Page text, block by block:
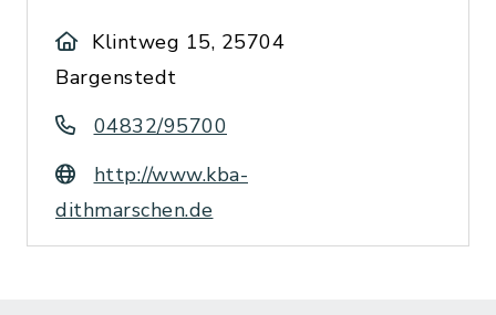
Klintweg 15, 25704
Bargenstedt
04832/95700
http://www.kba-
dithmarschen.de